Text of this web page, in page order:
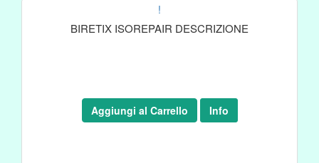
!
BIRETIX ISOREPAIR DESCRIZIONE
Aggiungi al Carrello Info